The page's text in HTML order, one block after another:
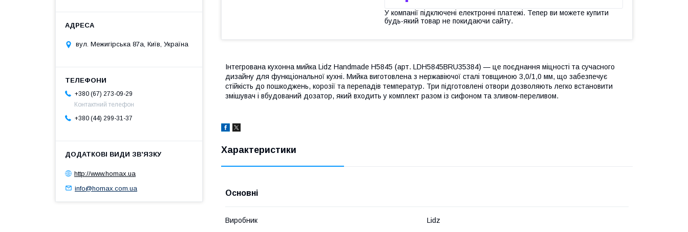
У компанії підключені електронні платежі. Тепер ви можете купити
будь-який товар не покидаючи сайту.
Інтегрована кухонна мийка Lidz Handmade H5845 (арт. LDH5845BRU35384) — це поєднання міцності та сучасного
дизайну для функціональної кухні. Мийка виготовлена з нержавіючої сталі товщиною 3,0/1,0 мм, що забезпечує
стійкість до пошкоджень, корозії та перепадів температур. Три підготовлені отвори дозволяють легко встановити
змішувач і вбудований дозатор, який входить у комплект разом із сифоном та зливом-переливом.
Характеристики
Основні
Виробник Lidz
вул. Межигірська 87а, Київ, Україна
+380 (67) 273-09-29
Контактний телефон
+380 (44) 299-31-37
http://www.homax.ua
info@homax.com.ua